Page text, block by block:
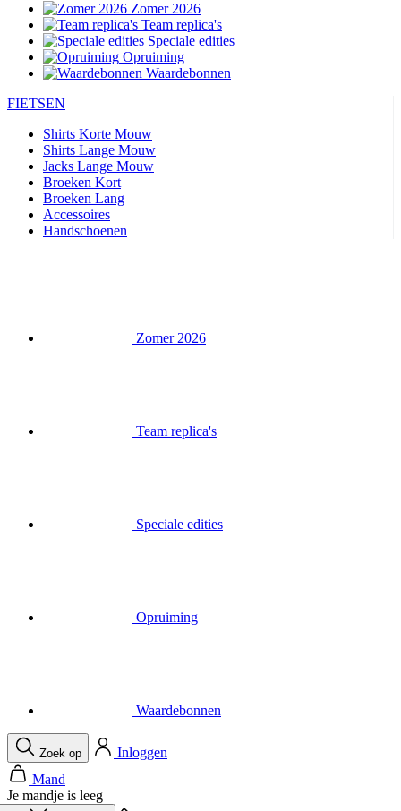
Zomer 2026
Team replica's
Speciale edities
Opruiming
Waardebonnen
FIETSEN
Shirts Korte Mouw
Shirts Lange Mouw
Jacks Lange Mouw
Broeken Kort
Broeken Lang
Accessoires
Handschoenen
Zomer 2026
Team replica's
Speciale edities
Opruiming
Waardebonnen
Zoek op
Inloggen
Mand
Je mandje is leeg